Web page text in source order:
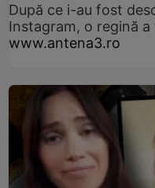
După ce i-au fost
Instagram, o regină
www.antena3.ro